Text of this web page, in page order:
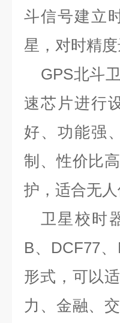
斗信号建立
星，对时精
GPS北斗
速芯片进行
好、功能强
制、性价比
护，适合无人
卫星校时
B、 DCF77、
形式，可以
力、金融、